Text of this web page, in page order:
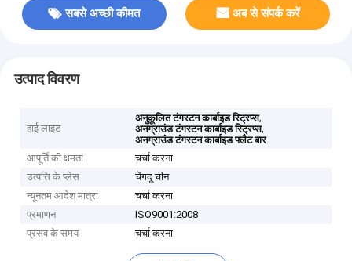
सबसे अच्छी कीमत अब से संपर्क करें
उत्पाद विवरण
हाई लाइट
अनुकूलित टंगस्टन कार्बाइड स्ट्रिप्स,
अनग्राउंड टंगस्टन कार्बाइड स्ट्रिप्स,
अनग्राउंड टंगस्टन कार्बाइड फ्लैट बार
आपूर्ति की क्षमता
चर्चा करना
उत्पत्ति के प्लेस
चेंगदू चीन
न्यूनतम आदेश मात्रा
चर्चा करना
प्रमाणन
ISO9001:2008
प्रसव के समय
चर्चा करना